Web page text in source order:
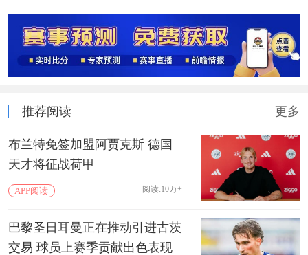
推荐阅读 更多
布兰特免签加盟阿贾克斯 德国
天才将征战荷甲
APP阅读 阅读:10万+
巴黎圣日耳曼正在推动引进古茨
交易 球员上赛季贡献出色表现